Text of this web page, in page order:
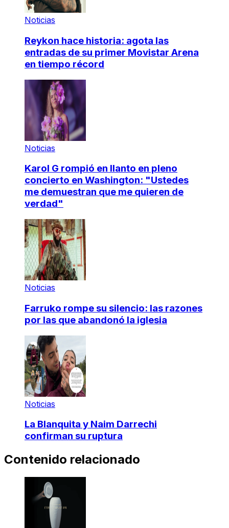
Noticias
Reykon hace historia: agota las
entradas de su primer Movistar Arena
en tiempo récord
Noticias
Karol G rompió en llanto en pleno
concierto en Washington: "Ustedes
me demuestran que me quieren de
verdad"
Noticias
Farruko rompe su silencio: las razones
por las que abandonó la iglesia
Noticias
La Blanquita y Naim Darrechi
confirman su ruptura
Contenido relacionado